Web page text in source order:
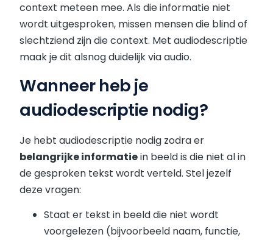
context meteen mee. Als die informatie niet
wordt uitgesproken, missen mensen die blind of
slechtziend zijn die context. Met audiodescriptie
maak je dit alsnog duidelijk via audio.
Wanneer heb je
audiodescriptie nodig?
Je hebt audiodescriptie nodig zodra er
belangrijke informatiein beeld is die niet al in
de gesproken tekst wordt verteld. Stel jezelf
deze vragen:
Staat er tekst in beeld die niet wordt
voorgelezen (bijvoorbeeld naam, functie,